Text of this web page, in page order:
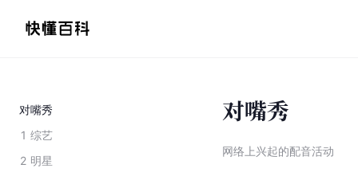
对嘴秀
1 综艺
2 明星
对嘴秀
网络上兴起的配音活动